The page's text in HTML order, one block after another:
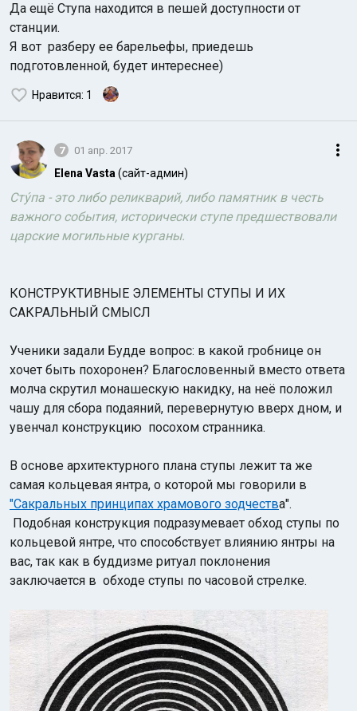
Да ещё Ступа находится в пешей доступности от
станции.
Я вот разберу ее барельефы, приедешь
подготовленной, будет интереснее)
Нравится: 1
7 01 апр. 2017
Elena Vasta (сайт-админ)
Сту́па - это либо реликварий, либо памятник в честь
важного события, исторически ступе предшествовали
царские могильные курганы.
КОНСТРУКТИВНЫЕ ЭЛЕМЕНТЫ СТУПЫ И ИХ
САКРАЛЬНЫЙ СМЫСЛ
Ученики задали Будде вопрос: в какой гробнице он
хочет быть похоронен? Благословенный вместо ответа
молча скрутил монашескую накидку, на неё положил
чашу для сбора подаяний, перевернутую вверх дном, и
увенчал конструкцию посохом странника.
В основе архитектурного плана ступы лежит та же
самая кольцевая янтра, о которой мы говорили в
"Сакральных принципах храмового зодчества".
Подобная конструкция подразумевает обход ступы по
кольцевой янтре, что способствует влиянию янтры на
вас, так как в буддизме ритуал поклонения
заключается в обходе ступы по часовой стрелке.